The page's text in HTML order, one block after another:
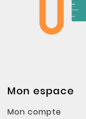
Mon espace
Mon compte